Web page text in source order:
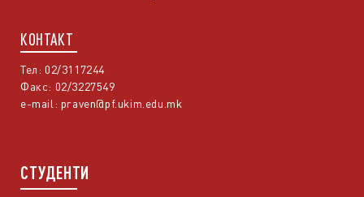
КОНТАКТ
Тел: 02/3117244
Факс: 02/3227549
e-mail: praven@pf.ukim.edu.mk
СТУДЕНТИ